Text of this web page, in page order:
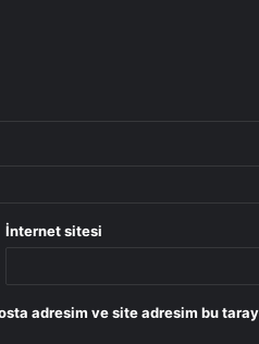
İnternet sitesi
adresim ve site adresim bu